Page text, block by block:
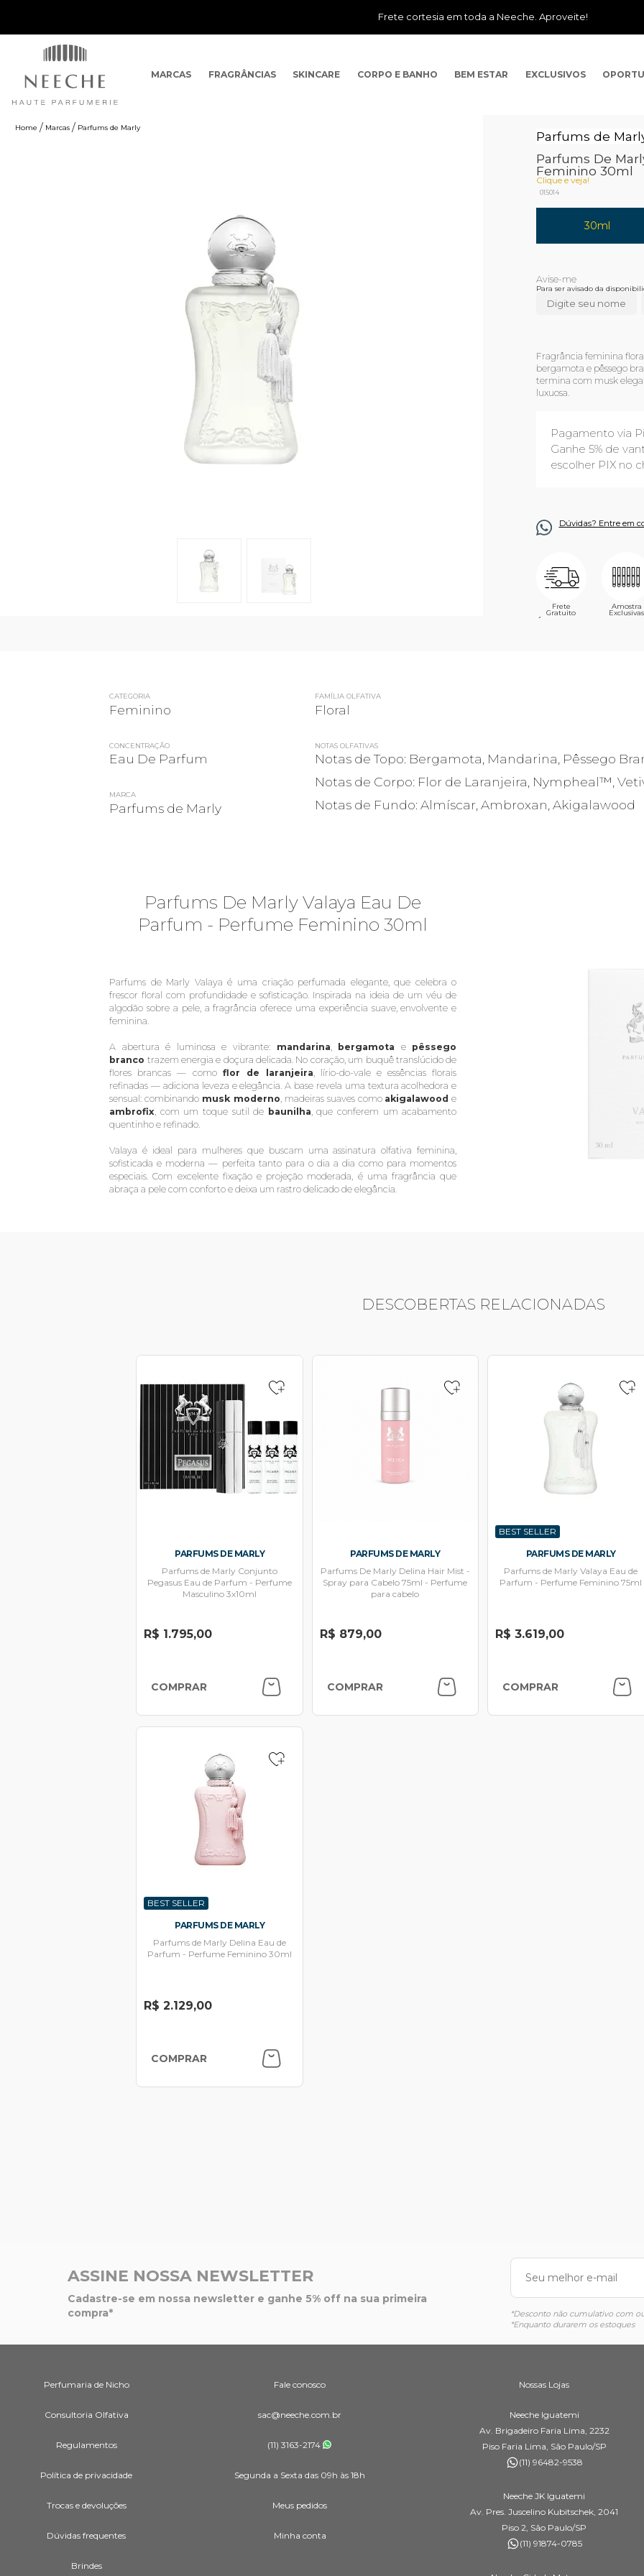
Frete cortesia em toda a Neeche. Aproveite!
MARCAS FRAGRÂNCIAS SKINCARE CORPO E BANHO BEM ESTAR EXCLUSIVOS
Marcas Parfums de Marly
Parfums de
Parfums De
Feminino 30ml
Clique e veja!
015014
30ml
Para ser avisado da
Fragrância feminina
bergamota e pêssego
termina com musk
luxuosa.
Pagamento via
Ganhe 5% de
escolher PIX no
Dúvidas? Entre em
Frete
Gratuito
Amostra
Exclusivas
´
CATEGORIA
Feminino
CONCENTRAÇÃO
Eau De Parfum
MARCA
Parfums de Marly
FAMÍLIA OLFATIVA
Floral
NOTAS OLFATIVAS
Notas de Topo: Bergamota, Mandarina, Pêssego
Notas de Corpo: Flor de Laranjeira, Nympheal™,
Notas de Fundo: Almíscar, Ambroxan, Akigalawood
Parfums De Marly Valaya Eau De
Parfum - Perfume Feminino 30ml
Parfums de Marly Valaya é uma criação perfumada elegante, que celebra o
frescor floral com profundidade e sofisticação. Inspirada na ideia de um véu de
algodão sobre a pele, a fragrância oferece uma experiência suave, envolvente e
feminina.
A abertura é luminosa e vibrante: mandarina, bergamota e pêssego
branco trazem energia e doçura delicada. No coração, um buquê translúcido de
flores brancas — como flor de laranjeira, lírio-do-vale e essências florais
refinadas — adiciona leveza e elegância. A base revela uma textura acolhedora e
sensual: combinando musk moderno, madeiras suaves como akigalawood e
ambrofix, com um toque sutil de baunilha, que conferem um acabamento
quentinho e refinado.
Valaya é ideal para mulheres que buscam uma assinatura olfativa feminina,
sofisticada e moderna — perfeita tanto para o dia a dia como para momentos
especiais. Com excelente fixação e projeção moderada, é uma fragrância que
abraça a pele com conforto e deixa um rastro delicado de elegância.
DESCOBERTAS RELACIONADAS
PARFUMS DE MARLY
Parfums de Marly Conjunto
Pegasus Eau de Parfum - Perfume
Masculino 3x10ml
R$ 1.795,00
COMPRAR
PARFUMS DE MARLY
Parfums De Marly Delina Hair Mist -
Spray para Cabelo 75ml - Perfume
para cabelo
R$ 879,00
COMPRAR
BEST SELLER
PARFUMS DE MARLY
Parfums de Marly Valaya Eau de
Parfum - Perfume Feminino 75ml
R$ 3.619,00
COMPRAR
BEST SELLER
PARFUMS DE MARLY
Parfums de Marly Delina Eau de
Parfum - Perfume Feminino 30ml
R$ 2.129,00
COMPRAR
ASSINE NOSSA NEWSLETTER
Cadastre-se em nossa newsletter e ganhe 5% off na sua primeira
compra*
*Desconto não cumulativo com
*Enquanto durarem os estoques
Perfumaria de Nicho
Consultoria Olfativa
Regulamentos
Política de privacidade
Trocas e devoluções
Dúvidas frequentes
Brindes
Fale conosco
sac@neeche.com.br
(11) 3163-2174
Segunda a Sexta das 09h às 18h
Meus pedidos
Minha conta
Nossas Lojas
Neeche Iguatemi
Av. Brigadeiro Faria Lima, 2232
Piso Faria Lima, São Paulo/SP
(11) 96482-9538
Neeche JK Iguatemi
Av. Pres. Juscelino Kubitschek, 2041
Piso 2, São Paulo/SP
(11) 91874-0785